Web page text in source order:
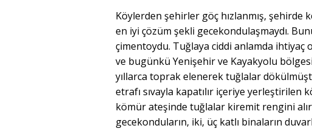
Köylerden şehirler göç hızlanmış, şehirde
en iyi çözüm şekli gecekondulaşmaydı.
çimentoydu. Tuğlaya ciddi anlamda
ve bugünkü Yenişehir ve Kayakyolu
yıllarca toprak elenerek tuğlalar
etrafı sıvayla kapatılır içeriye
kömür ateşinde tuğlalar kiremit rengini
gecekonduların, iki, üç katlı binaların